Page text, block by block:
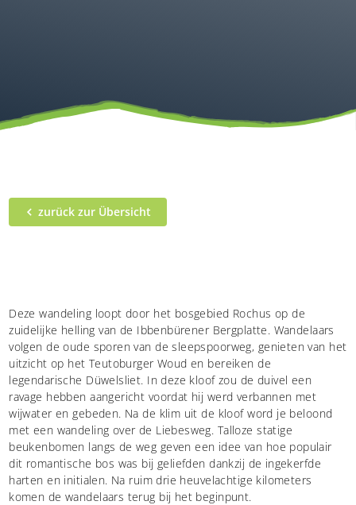
zurück zur Übersicht
Deze wandeling loopt door het bosgebied Rochus op de
zuidelijke helling van de Ibbenbürener Bergplatte. Wandelaars
volgen de oude sporen van de sleepspoorweg, genieten van het
uitzicht op het Teutoburger Woud en bereiken de
legendarische Düwelsliet. In deze kloof zou de duivel een
ravage hebben aangericht voordat hij werd verbannen met
wijwater en gebeden. Na de klim uit de kloof word je beloond
met een wandeling over de Liebesweg. Talloze statige
beukenbomen langs de weg geven een idee van hoe populair
dit romantische bos was bij geliefden dankzij de ingekerfde
harten en initialen. Na ruim drie heuvelachtige kilometers
komen de wandelaars terug bij het beginpunt.